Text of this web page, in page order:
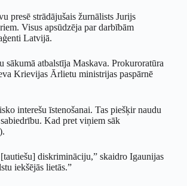
presē strādājušais žurnālists Jurijs
Visus apsūdzēja par darbībām
Latvijā.
sākumā atbalstīja Maskava. Prokuroratūra
Krievijas Ārlietu ministrijas paspārnē
interešu īstenošanai. Tas piešķir naudu
Kad pret viņiem sāk
).
diskrimināciju,” skaidro Igaunijas
iekšējās lietās.”